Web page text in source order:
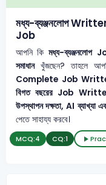
মধ্য-ব্যঞ্জনলোপ
Job
আপনি কি মধ্য-ব্যঞ্জনলোপ
সমাধানখুঁজছেন? তাহলে
Complete Job
বিগত বছরের Job Written
উপস্থাপন দক্ষতা, AI ব্যাখ্যা
পেতে সাহায্য করবে।
MCQ:4 CQ:1